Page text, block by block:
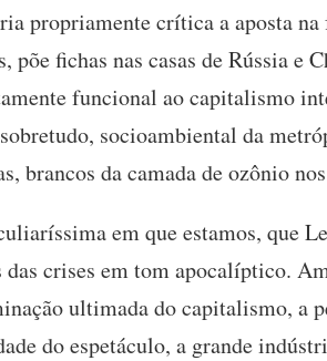
propriamente crítica a aposta
põe fichas nas casas de Rússia
funcional ao capitalismo
socioambiental da
brancos da camada de ozônio
em que estamos, que
das crises em tom apocalíptico.
ultimada do capitalismo, a
do espetáculo, a grande